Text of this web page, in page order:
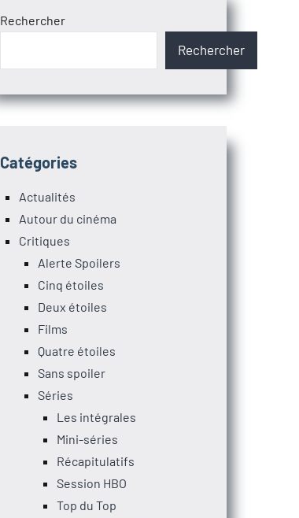
Rechercher
Rechercher
Catégories
Actualités
Autour du cinéma
Critiques
Alerte Spoilers
Cinq étoiles
Deux étoiles
Films
Quatre étoiles
Sans spoiler
Séries
Les intégrales
Mini-séries
Récapitulatifs
Session HBO
Top du Top